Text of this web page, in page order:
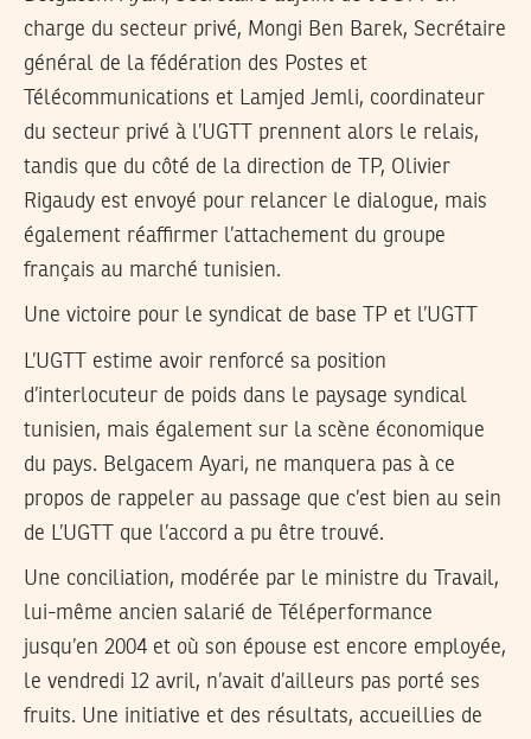
charge du secteur privé, Mongi Ben Barek, Secrétaire
général de la fédération des Postes et
Télécommunications et Lamjed Jemli, coordinateur
du secteur privé à l’UGTT prennent alors le relais,
tandis que du côté de la direction de TP, Olivier
Rigaudy est envoyé pour relancer le dialogue, mais
également réaffirmer l’attachement du groupe
français au marché tunisien.
Une victoire pour le syndicat de base TP et l’UGTT
L’UGTT estime avoir renforcé sa position
d’interlocuteur de poids dans le paysage syndical
tunisien, mais également sur la scène économique
du pays. Belgacem Ayari, ne manquera pas à ce
propos de rappeler au passage que c’est bien au sein
de L’UGTT que l’accord a pu être trouvé.
Une conciliation, modérée par le ministre du Travail,
lui-même ancien salarié de Téléperformance
jusqu’en 2004 et où son épouse est encore employée,
le vendredi 12 avril, n’avait d’ailleurs pas porté ses
fruits. Une initiative et des résultats, accueillies de